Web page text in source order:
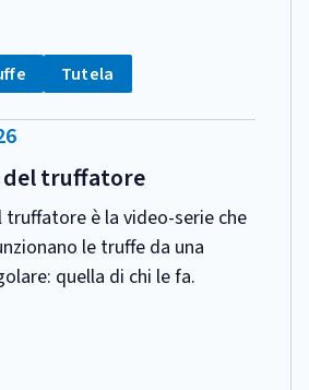
Tag:
Tutela
del truffatore
truffatore è la video-serie che
le truffe da una
quella di chi le fa.